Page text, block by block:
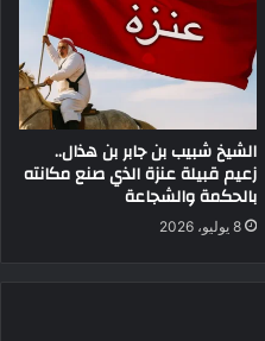
الشيخ شبيب بن جابر بن هذال..
زعيم قبيلة عنزة الذي صنع مكانته
بالحكمة والشجاعة
8 يوليو، 2026